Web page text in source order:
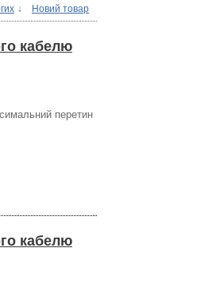
Новий товар
кабелю
перетин
кабелю